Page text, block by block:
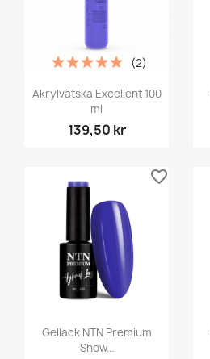
Akrylvätska Excellent 100
ml
139,50 kr
(2)
Gellack NTN Premium
Show...
favorite_border